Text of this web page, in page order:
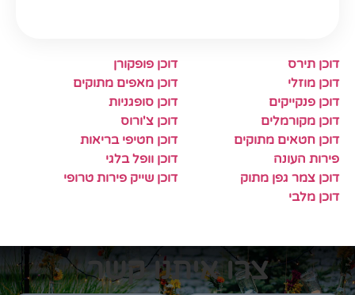
דוכן תירס
דוכן פופקורן
דוכן מוזלי
דוכן מאפים מתוקים
דוכן פנקייקים
דוכן סופגניות
דוכן מקורמלים
דוכן צ'ורוס
דוכן חטאים מתוקים
דוכן חטיפי בריאות
פירות העונה
דוכן וופל בלגי
דוכן צמר גפן מתוק
דוכן שייק פירות טרופי
דוכן מלבי
צרו איתנו קשר